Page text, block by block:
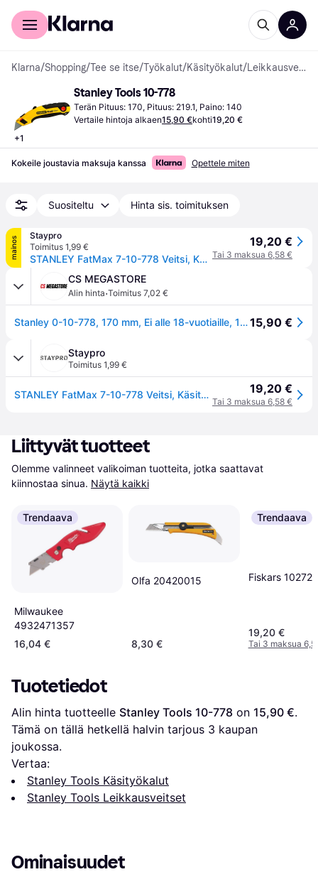
Kuluttajille
Klarna/Shopping/Tee se itse/Työkalut/Käsityökalut/ Leikkausveitset
+1
Stanley Tools 10-778
Terän Pituus: 170, Pituus: 219.1, Paino: 140
Vertaile hintoja alkaen15,90 €kohti19,20 €
Kokeile joustavia maksuja kanssa Opettele miten
Suositeltu Hinta sis. toimituksen
mainos
Staypro
Toimitus 1,99 €
STANLEY FatMax 7-10-778 Veitsi, Käsityökalut
19,20 €
Tai 3 maksua 6,58 €
CS MEGASTORE
Alin hinta·Toimitus 7,02 €
Stanley 0-10-778, 170 mm, Ei alle 18-vuotiaille, 1 kpl15,90 €
Staypro
Toimitus 1,99 €
STANLEY FatMax 7-10-778 Veitsi, Käsityökalut 19,20 €
Tai 3 maksua 6,58 €
Liittyvät tuotteet
Olemme valinneet valikoiman tuotteita, jotka saattavat
kiinnostaa sinua. Näytä kaikki
Trendaava
Milwaukee
4932471357
16,04 €
Olfa 20420015
8,30 €
Trendaava
Fiskars
19,20 €
Tai 3 maksua
Tuotetiedot
Alin hinta tuotteelle Stanley Tools 10-778 on 15,90 €.
Tämä on tällä hetkellä halvin tarjous 3 kaupan
joukossa.
Vertaa:
Stanley Tools Käsityökalut
Stanley Tools Leikkausveitset
Ominaisuudet